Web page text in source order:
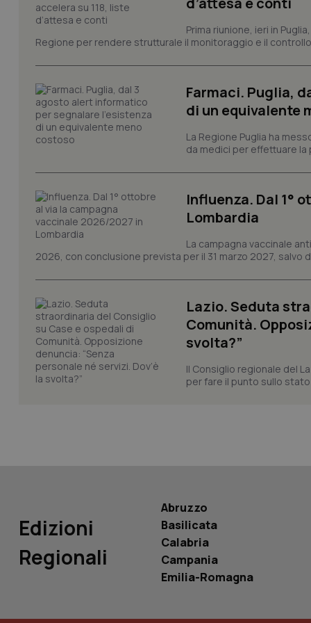
Prima riunione, ieri in
Regione per rendere strutturale il monitoraggio e il
Farmaci. Puglia,
di un equivalente
La Regione Puglia ha
da medici per effettuare la
Influenza. Dal 1°
Lombardia
La campagna vaccinale
2026, con conclusione prevista per il 31 marzo 2027, salvo
Lazio. Seduta
Comunità.
svolta?”
Il Consiglio regionale del
per fare il punto sullo
Edizioni
Regionali
Abruzzo
Basilicata
Calabria
Campania
Emilia-Romagna
I cookie necessari
e l'accesso alle aree
tracking-enable
tracking-sites-
session-id
PHPSESSID
__Secure-YNID